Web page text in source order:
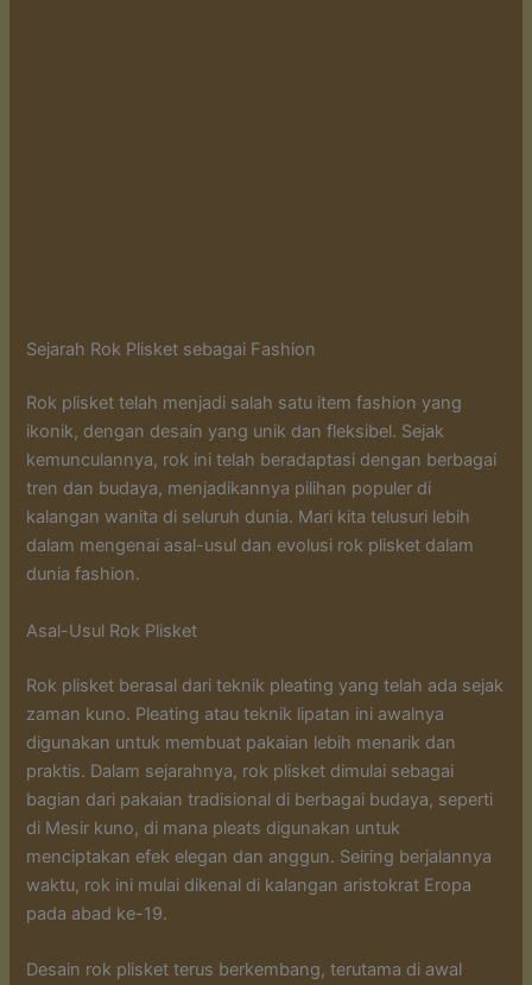
Sejarah Rok Plisket sebagai Fashion
Rok plisket telah menjadi salah satu item fashion yang
ikonik, dengan desain yang unik dan fleksibel. Sejak
kemunculannya, rok ini telah beradaptasi dengan berbagai
tren dan budaya, menjadikannya pilihan populer di
kalangan wanita di seluruh dunia. Mari kita telusuri lebih
dalam mengenai asal-usul dan evolusi rok plisket dalam
dunia fashion.
Asal-Usul Rok Plisket
Rok plisket berasal dari teknik pleating yang telah ada sejak
zaman kuno. Pleating atau teknik lipatan ini awalnya
digunakan untuk membuat pakaian lebih menarik dan
praktis. Dalam sejarahnya, rok plisket dimulai sebagai
bagian dari pakaian tradisional di berbagai budaya, seperti
di Mesir kuno, di mana pleats digunakan untuk
menciptakan efek elegan dan anggun. Seiring berjalannya
waktu, rok ini mulai dikenal di kalangan aristokrat Eropa
pada abad ke-19.
Desain rok plisket terus berkembang, terutama di awal